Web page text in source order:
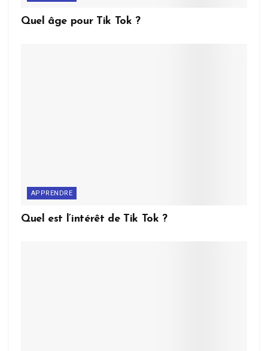
Quel âge pour Tik Tok ?
APPRENDRE
Quel est l’intérêt de Tik Tok ?